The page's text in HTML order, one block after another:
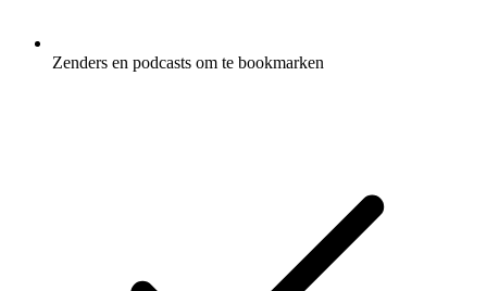
Zenders en podcasts om te bookmarken